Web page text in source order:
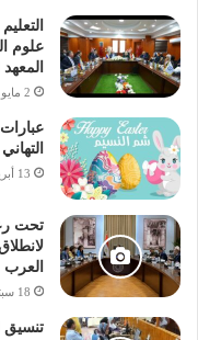
داليا الحزاوي
داليا الحزاوي
راديو الجامعة
مصروفات المدارس
مصروفات المدارس
علوم
2 مايو، 2026
13 أبريل، 2026
تحت
العرب
18 سبتمبر، 2025
تنسيق